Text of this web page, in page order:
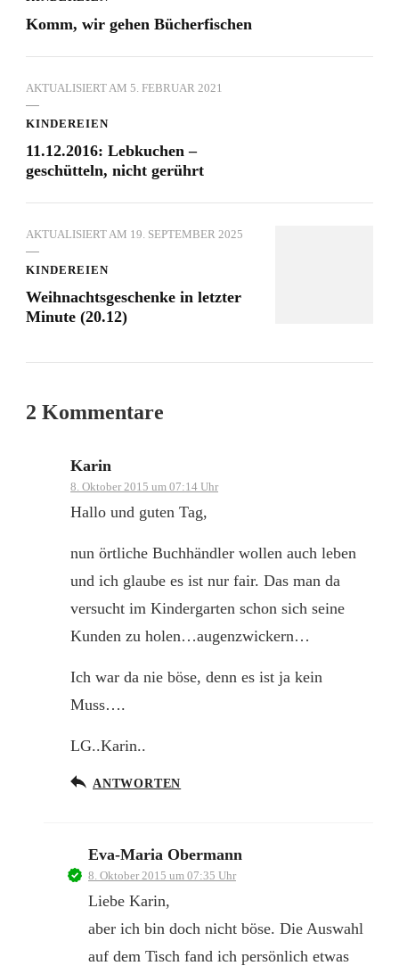
Komm, wir gehen Bücherfischen
AKTUALISIERT AM 5. FEBRUAR 2021
KINDEREIEN
11.12.2016: Lebkuchen –
geschütteln, nicht gerührt
AKTUALISIERT AM 19. SEPTEMBER 2025
KINDEREIEN
Weihnachtsgeschenke in letzter
Minute (20.12)
2 Kommentare
Karin
8. Oktober 2015 um 07:14 Uhr
Hallo und guten Tag,
nun örtliche Buchhändler wollen auch leben
und ich glaube es ist nur fair. Das man da
versucht im Kindergarten schon sich seine
Kunden zu holen…augenzwickern…
Ich war da nie böse, denn es ist ja kein
Muss….
LG..Karin..
ANTWORTEN
Eva-Maria Obermann
8. Oktober 2015 um 07:35 Uhr
Liebe Karin,
aber ich bin doch nicht böse. Die Auswahl
auf dem Tisch fand ich persönlich etwas